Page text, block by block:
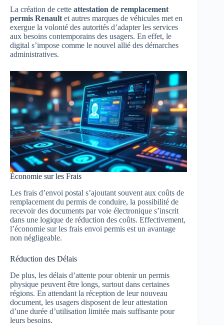
La création de cette attestation de remplacement
permis Renault et autres marques de véhicules met en
exergue la volonté des autorités d’adapter les services
aux besoins contemporains des usagers. En effet, le
digital s’impose comme le nouvel allié des démarches
administratives.
Économie sur les Frais
Les frais d’envoi postal s’ajoutant souvent aux coûts de
remplacement du permis de conduire, la possibilité de
recevoir des documents par voie électronique s’inscrit
dans une logique de réduction des coûts. Effectivement,
l’économie sur les frais envoi permis est un avantage
non négligeable.
Réduction des Délais
De plus, les délais d’attente pour obtenir un permis
physique peuvent être longs, surtout dans certaines
régions. En attendant la réception de leur nouveau
document, les usagers disposent de leur attestation
d’une durée d’utilisation limitée mais suffisante pour
leurs besoins.